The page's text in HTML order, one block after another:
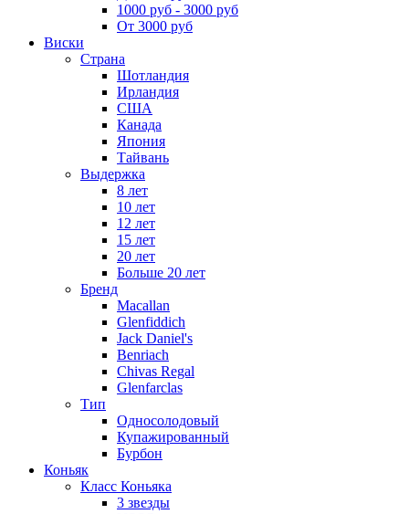
1000 руб - 3000 руб
От 3000 руб
Виски
Страна
Шотландия
Ирландия
США
Канада
Япония
Тайвань
Выдержка
8 лет
10 лет
12 лет
15 лет
20 лет
Больше 20 лет
Бренд
Macallan
Glenfiddich
Jack Daniel's
Benriach
Chivas Regal
Glenfarclas
Тип
Односолодовый
Купажированный
Бурбон
Коньяк
Класс Коньяка
3 звезды